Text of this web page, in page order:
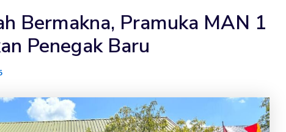
Bermakna, Pramuka MAN 1
Penegak Baru